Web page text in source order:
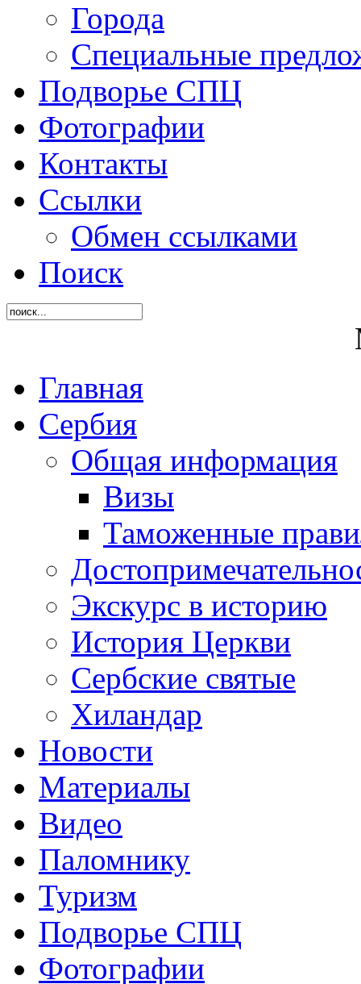
Города
Специальные
Подворье СПЦ
Фотографии
Контакты
Ссылки
Обмен ссылками
Поиск
Главная
Сербия
Общая информация
Визы
Таможенные
Экскурс в историю
История Церкви
Сербские святые
Хиландар
Новости
Материалы
Видео
Паломнику
Туризм
Подворье СПЦ
Фотографии